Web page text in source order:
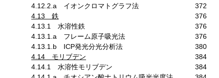
4.12.2.a イオンクロマトグラフ法
372
4.13 鉄
376
4.13.1 水溶性鉄
376
4.13.1.a フレーム原子吸光法
376
4.13.1.b ICP発光分光分析法
380
4.14 モリブデン
384
4.14.1 水溶性モリブデン
384